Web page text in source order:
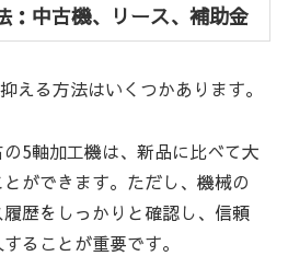
：中古機、リース、補助金
える方法はいくつかあります。
の5軸加工機は、新品に比べて大
ができます。ただし、機械の
歴をしっかりと確認し、信頼
ることが重要です。